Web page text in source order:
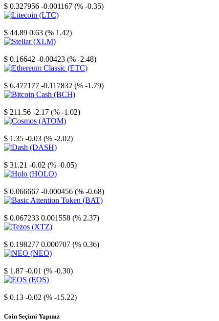
$ 0.327956 -0.001167 (% -0.35)
$ 44.89 0.63 (% 1.42)
$ 0.16642 -0.00423 (% -2.48)
$ 6.477177 -0.117832 (% -1.79)
$ 211.56 -2.17 (% -1.02)
$ 1.35 -0.03 (% -2.02)
$ 31.21 -0.02 (% -0.05)
$ 0.066667 -0.000456 (% -0.68)
$ 0.067233 0.001558 (% 2.37)
$ 0.198277 0.000707 (% 0.36)
$ 1.87 -0.01 (% -0.30)
$ 0.13 -0.02 (% -15.22)
Coin Seçimi Yapınız